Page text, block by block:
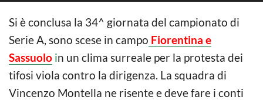
Si è conclusa la 34^ giornata del campionato di
Serie A, sono scese in campo Fiorentina e
Sassuolo in un clima surreale per la protesta dei
tifosi viola contro la dirigenza. La squadra di
Vincenzo Montella ne risente e deve fare i conti